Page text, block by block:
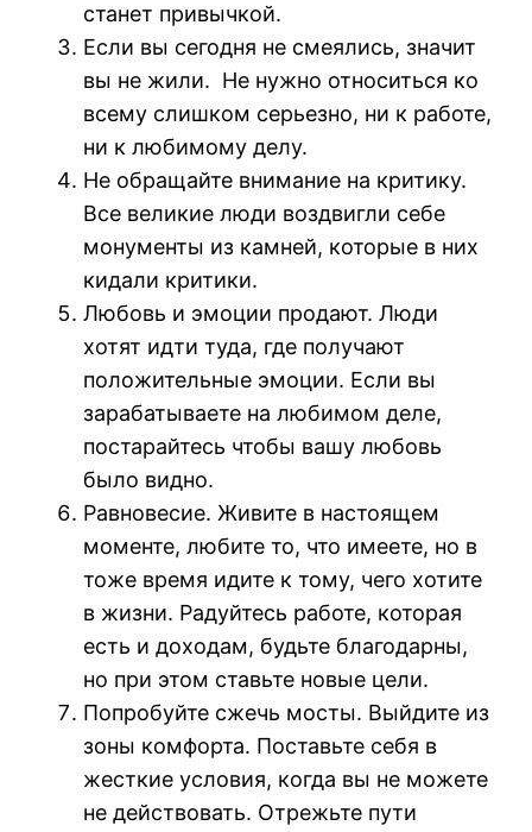
станет привычкой.
Если вы сегодня не смеялись, значит
вы не жили. Не нужно относиться ко
всему слишком серьезно, ни к работе,
ни к любимому делу.
Не обращайте внимание на критику.
Все великие люди воздвигли себе
монументы из камней, которые в них
кидали критики.
Любовь и эмоции продают. Люди
хотят идти туда, где получают
положительные эмоции. Если вы
зарабатываете на любимом деле,
постарайтесь чтобы вашу любовь
было видно.
Равновесие. Живите в настоящем
моменте, любите то, что имеете, но в
тоже время идите к тому, чего хотите
в жизни. Радуйтесь работе, которая
есть и доходам, будьте благодарны,
но при этом ставьте новые цели.
Попробуйте сжечь мосты. Выйдите из
зоны комфорта. Поставьте себя в
жесткие условия, когда вы не можете
не действовать. Отрежьте пути